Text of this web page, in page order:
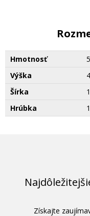
Hmotnosť
Výška
Šírka
Hrúbka
Získajte